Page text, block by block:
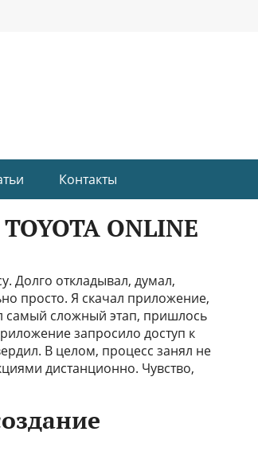
Контакты
ONLINE
Долго откладывал, думал,
просто. Я скачал приложение,
самый сложный этап, пришлось
запросило доступ к
В целом, процесс занял не
дистанционно. Чувство,